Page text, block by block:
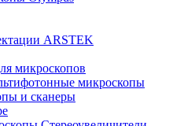
ARSTEK
микроскопов
микроскопы
и сканеры